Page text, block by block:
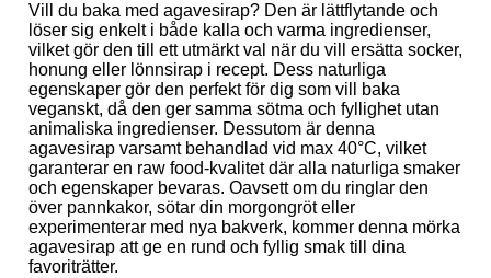
Vill du baka med agavesirap? Den är lättflytande och
löser sig enkelt i både kalla och varma ingredienser,
vilket gör den till ett utmärkt val när du vill ersätta socker,
honung eller lönnsirap i recept. Dess naturliga
egenskaper gör den perfekt för dig som vill baka
veganskt, då den ger samma sötma och fyllighet utan
animaliska ingredienser. Dessutom är denna
agavesirap varsamt behandlad vid max 40°C, vilket
garanterar en raw food-kvalitet där alla naturliga smaker
och egenskaper bevaras. Oavsett om du ringlar den
över pannkakor, sötar din morgongröt eller
experimenterar med nya bakverk, kommer denna mörka
agavesirap att ge en rund och fyllig smak till dina
favoriträtter.